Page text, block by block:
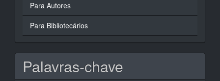
Para Autores
Para Bibliotecários
Palavras-chave